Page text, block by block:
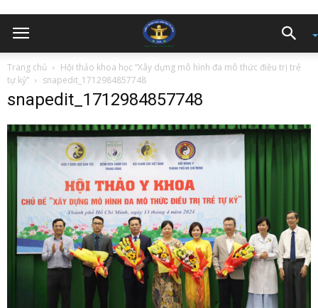
Trang chủ
Hội thảo khoa học “Xây dựng mô hình đa mô thức điều trị trẻ
tự kỷ”
snapedit_1712984857748
snapedit_1712984857748